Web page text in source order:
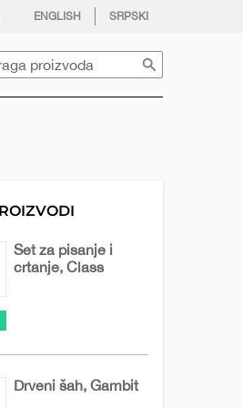
ENGLISH SRPSKI
youtube
Pretraga
Set za pisanje i
crtanje, Class
Drveni šah, Gambit